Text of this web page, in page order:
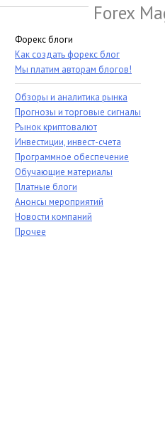
Forex
Форекс блоги
Как создать форекс блог
Мы платим авторам блогов!
Обзоры и аналитика рынка
Прогнозы и торговые сигналы
Рынок криптовалют
Инвестиции, инвест-счета
Программное обеспечение
Обучающие материалы
Платные блоги
Анонсы мероприятий
Новости компаний
Прочее